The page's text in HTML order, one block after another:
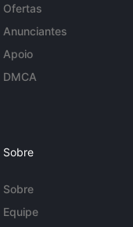
Ofertas
Anunciantes
Apoio
DMCA
Sobre
Sobre
Equipe